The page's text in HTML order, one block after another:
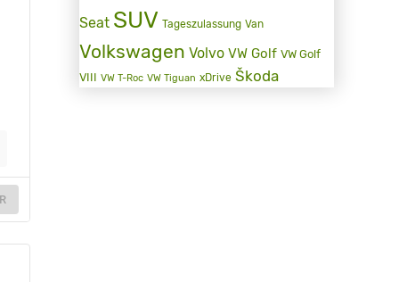
Seat SUV Tageszulassung Van
Volkswagen Volvo VW Golf VW Golf
VIII VW T-Roc VW Tiguan xDrive Škoda